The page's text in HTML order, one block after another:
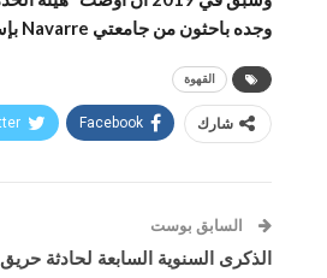
وجده باحثون من جامعتي Navarre بإسبانيا، ونظراء لهم من جامعة Catania في إيطاليا، ممن نشروا دراسة لهم ذلك العام، وفيها أكدوا أن التناول المعتدل للقهوة يقلل المخاطر الصحية بنسبة 26% في المتوسط.
القهوة
شارك Facebook
السابق بوست
الذكرى السنوية السابعة لحادثة